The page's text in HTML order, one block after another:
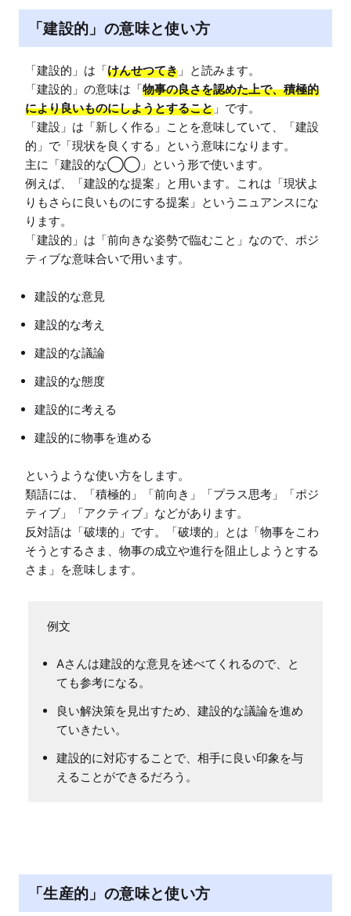
「建設的」の意味と使い方
「建設的」は「けんせつてき 」と読みます。
「建設的」の意味は「物事の良さを認めた上で、積極的
により良いものにしようとすること 」です。
「建設」は「新しく作る」ことを意味していて、「建設
的」で「現状を良くする」という意味になります。
主に「建設的な◯◯」という形で使います。
例えば、「建設的な提案」と用います。これは「現状よ
りもさらに良いものにする提案」というニュアンスにな
ります。
「建設的」は「前向きな姿勢で臨むこと」なので、ポジ
建設的な意見
建設的な考え
建設的な議論
建設的な態度
建設的に考える
建設的に物事を進める
というような使い方をします。
類語には、「積極的」「前向き」「プラス思考」「ポジ
ティブ」「アクティブ」などがあります。
反対語は「破壊的」です。「破壊的」とは「物事をこわ
そうとするさま、物事の成立や進行を阻止しようとする
Aさんは建設的な意見を述べてくれるので、と
ても参考になる。
良い解決策を見出すため、建設的な議論を進め
ていきたい。
建設的に対応することで、相手に良い印象を与
えることができるだろう。
「生産的」の意味と使い方